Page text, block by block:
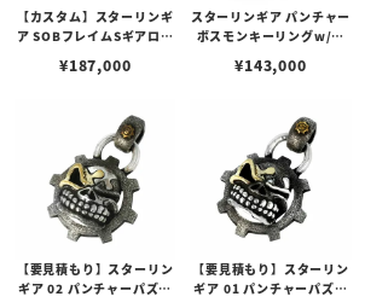
【カスタム】スターリンギ
ア SOBフレイムSギアロゴ
パー＆シルバー w/スピニ
¥187,000
スターリンギア パンチャー
ボスモンキーリングw/ブ
¥143,000
【要見積もり】スターリン
ギア 02 パンチャーパズル
【要見積もり】スターリン
ギア 01 パンチャーパズル